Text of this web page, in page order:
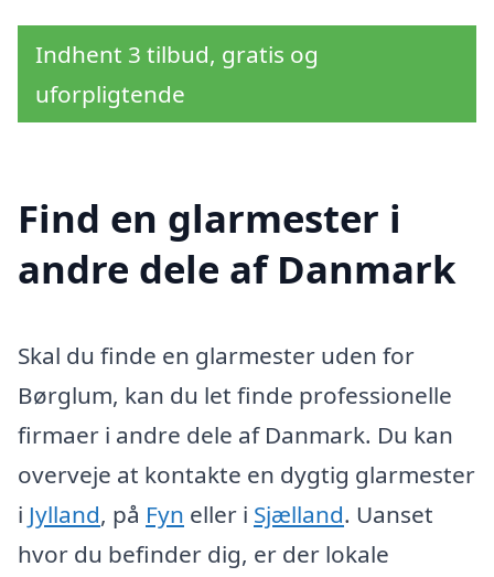
Indhent 3 tilbud, gratis og
uforpligtende
Find en glarmester i
andre dele af Danmark
Skal du finde en glarmester uden for
Børglum, kan du let finde professionelle
firmaer i andre dele af Danmark. Du kan
overveje at kontakte en dygtig glarmester
i Jylland, på Fyn eller i Sjælland. Uanset
hvor du befinder dig, er der lokale